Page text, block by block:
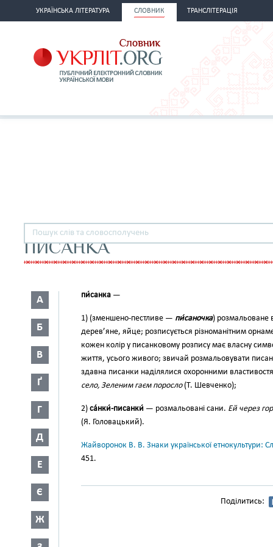
УКРАЇНСЬКА ЛІТЕРАТУРА СЛОВНИК ТРАНСЛІТЕРАЦІЯ
ПИСАНКА
А
Б
В
Ґ
Г
Д
Е
Є
Ж
пи́санка —
1) (зменшено-пест­ливе — пи́саночка) розмальоване
дерев’яне, яйце; роз­писується різноманітним
кожен колір у писанковому розпису має власну
життя, усього живо­го; звичай розмальовувати
здавна писанки наділялися охоронними
село, Зеленим гаєм поросло(Т. Шев­ченко);
2) са́нки́-писанки́ — розма­льовані сани. Ей через
(Я. Головацький).
Жайворонок В. В. Знаки української етнокультури:
451.
Поділитись: